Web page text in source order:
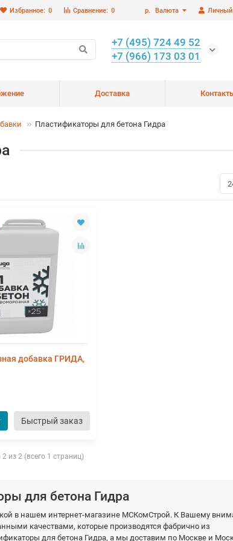
Личный
р. Валюта
Сравнение: 0
Избранное: 0
+7 (495) 724 49 52
+7 (966) 173 03 01
Доставка
Пластификаторы для бетона Гидра
добавка ГРИДА,
Быстрый заказ
из 2 (всего 1 страниц)
для бетона Гидра
в нашем интернет-магазине МСКомСтрой. К Вашему
качествами, которые производятся фабрично из
для бетона Гидра, а мы доставим по Москве и